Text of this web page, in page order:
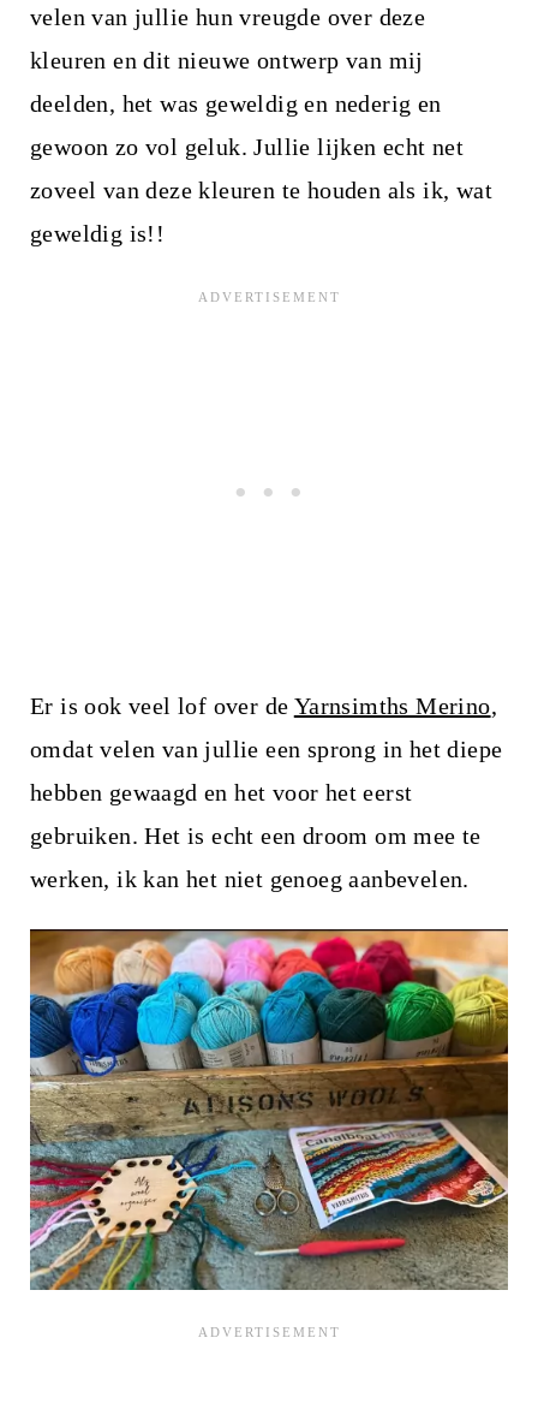
velen van jullie hun vreugde over deze
kleuren en dit nieuwe ontwerp van mij
deelden, het was geweldig en nederig en
gewoon zo vol geluk. Jullie lijken echt net
zoveel van deze kleuren te houden als ik, wat
geweldig is!!
Er is ook veel lof over de Yarnsimths Merino,
omdat velen van jullie een sprong in het diepe
hebben gewaagd en het voor het eerst
gebruiken. Het is echt een droom om mee te
werken, ik kan het niet genoeg aanbevelen.